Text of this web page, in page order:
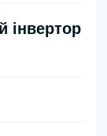
інвертор